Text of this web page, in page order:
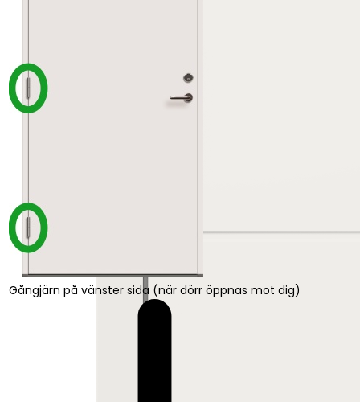
Gångjärn på vänster sida (när dörr öppnas mot dig)